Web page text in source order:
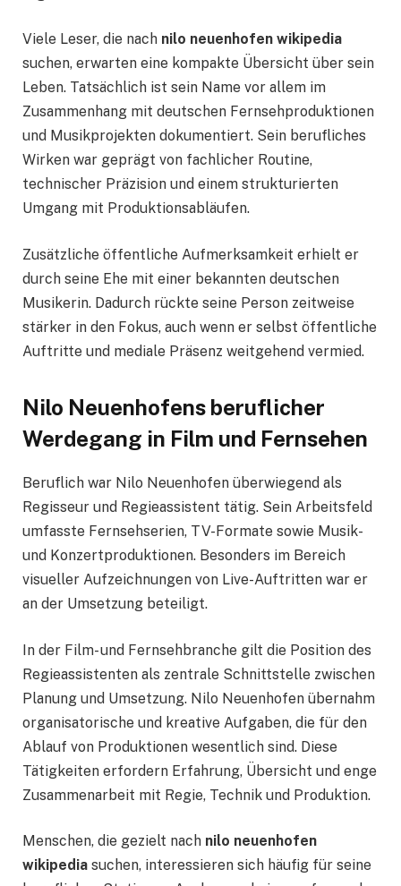
Viele Leser, die nach nilo neuenhofen wikipedia
suchen, erwarten eine kompakte Übersicht über sein
Leben. Tatsächlich ist sein Name vor allem im
Zusammenhang mit deutschen Fernsehproduktionen
und Musikprojekten dokumentiert. Sein berufliches
Wirken war geprägt von fachlicher Routine,
technischer Präzision und einem strukturierten
Umgang mit Produktionsabläufen.
Zusätzliche öffentliche Aufmerksamkeit erhielt er
durch seine Ehe mit einer bekannten deutschen
Musikerin. Dadurch rückte seine Person zeitweise
stärker in den Fokus, auch wenn er selbst öffentliche
Auftritte und mediale Präsenz weitgehend vermied.
Nilo Neuenhofens beruflicher
Werdegang in Film und Fernsehen
Beruflich war Nilo Neuenhofen überwiegend als
Regisseur und Regieassistent tätig. Sein Arbeitsfeld
umfasste Fernsehserien, TV-Formate sowie Musik-
und Konzertproduktionen. Besonders im Bereich
visueller Aufzeichnungen von Live-Auftritten war er
an der Umsetzung beteiligt.
In der Film- und Fernsehbranche gilt die Position des
Regieassistenten als zentrale Schnittstelle zwischen
Planung und Umsetzung. Nilo Neuenhofen übernahm
organisatorische und kreative Aufgaben, die für den
Ablauf von Produktionen wesentlich sind. Diese
Tätigkeiten erfordern Erfahrung, Übersicht und enge
Zusammenarbeit mit Regie, Technik und Produktion.
Menschen, die gezielt nach nilo neuenhofen
wikipedia suchen, interessieren sich häufig für seine